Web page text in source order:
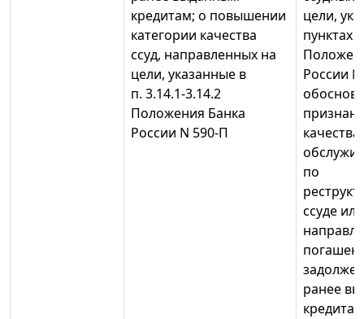
кредитам; о повышении
категории качества
ссуд, направленных на
цели, указанные в
п. 3.14.1-3.14.2
Положения Банка
России N 590-П
цели,
пунктах
России
качества
по
ссуде
ранее